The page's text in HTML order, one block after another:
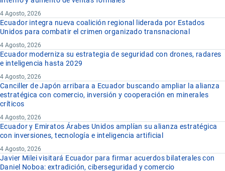
4 Agosto, 2026
Ecuador integra nueva coalición regional liderada por Estados
Unidos para combatir el crimen organizado transnacional
4 Agosto, 2026
Ecuador moderniza su estrategia de seguridad con drones, radares
e inteligencia hasta 2029
4 Agosto, 2026
Canciller de Japón arribara a Ecuador buscando ampliar la alianza
estratégica con comercio, inversión y cooperación en minerales
críticos
4 Agosto, 2026
Ecuador y Emiratos Árabes Unidos amplían su alianza estratégica
con inversiones, tecnología e inteligencia artificial
4 Agosto, 2026
Javier Milei visitará Ecuador para firmar acuerdos bilaterales con
Daniel Noboa: extradición, ciberseguridad y comercio